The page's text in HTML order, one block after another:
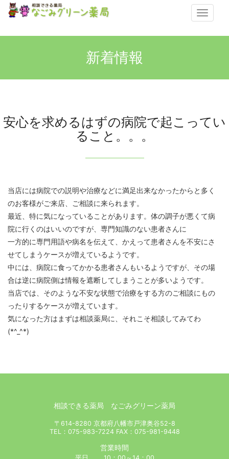
メ
新着情報
安心を求めるはずの病院で起こってい
ること。。。
当店には病院での説明や治療などに満足出来なかったからと多く
のお客様がご来店、ご相談に来られます。
最近、特に気になっていることがあります。体の調子が悪くて病
院に行くのはいいのですが、専門知識のない患者さんに
一方的に専門用語や病名を伝えて、かえって患者さんを不安にさ
せてしまうケースが増えているようです。
中には、病院に食ってかかる患者さんもいるようですが、その場
合は逆に病院側は情報を遮断してしまうことが多いようです。
当店では、そのような不安な状態で治療をする方のご相談にもの
ったりするケースが増えています。
気になった方はまずは相談薬局に、それこそ相談してみてわ
(*^_^*)
相談できる薬局 なごみグリーン薬局
〒614-8280 京都府八幡市戸津奥谷52-8
TEL：075-983-7224 FAX：075-981-9448
営業時間